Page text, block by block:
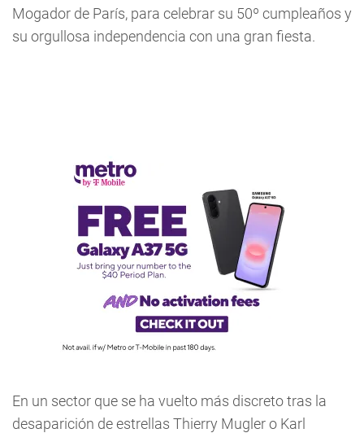
Mogador de París, para celebrar su 50º cumpleaños y
su orgullosa independencia con una gran fiesta.
En un sector que se ha vuelto más discreto tras la
desaparición de estrellas Thierry Mugler o Karl